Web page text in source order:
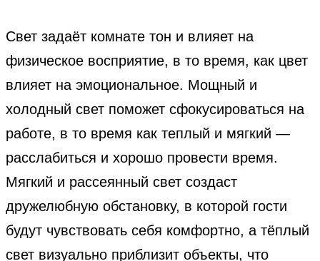
Свет задаёт комнате тон и влияет на
физическое восприятие, в то время, как цвет
влияет на эмоциональное. Мощный и
холодный свет поможет сфокусироваться на
работе, в то время как теплый и мягкий —
расслабиться и хорошо провести время.
Мягкий и рассеянный свет создаст
дружелюбную обстановку, в которой гости
будут чувствовать себя комфортно, а тёплый
свет визуально приблизит объекты, что